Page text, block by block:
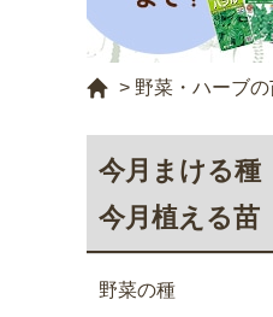
> 野菜・ハーブの
今月まける種
今月植える苗
野菜の種